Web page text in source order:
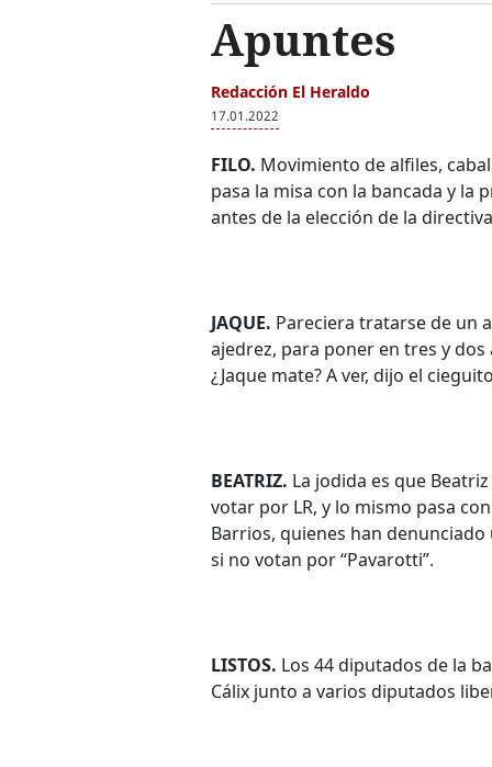
Apuntes
Redacción El Heraldo
17.01.2022
FILO. Movimiento de alfiles,
pasa la misa con la bancada y la
antes de la elección de la
JAQUE. Pareciera tratarse de un
ajedrez, para poner en tres y dos
¿Jaque mate? A ver, dijo el
BEATRIZ. La jodida es que
votar por LR, y lo mismo pasa
Barrios, quienes han
si no votan por “Pavarotti”.
LISTOS. Los 44 diputados de la
Cálix junto a varios diputados